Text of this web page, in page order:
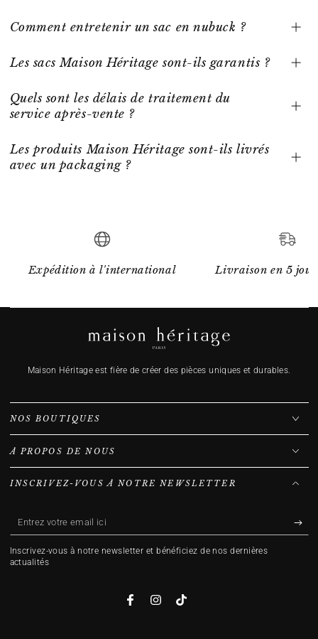
Comment entretenir un sac en nubuck ?
Les sacs Maison Héritage sont-ils garantis ?
Quels sont les délais de traitement du
service après-vente ?
Les produits Maison Héritage sont-ils livrés
avec un packaging ?
Expédition à l'international Livraison en 5
Maison Héritage est fière de créer des pièces uniques et durables.
NOS BOUTIQUES
À PROPOS DE NOUS
INSCRIVEZ-VOUS À NOTRE NEWSLETTER
Entrez
votre
email
Inscrivez-vous à notre newsletter et bénéficiez de nos dernières
actualités
FacebookInstagramTikTok